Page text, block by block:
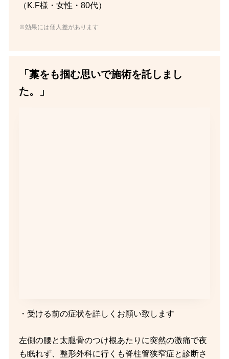
（K.F様・女性・80代）
※効果には個人差があります
「藁をも掴む思いで施術を託しまし
た。」
・受ける前の症状を詳しくお願い致します
左側の腰と太腿骨のつけ根あたりに突然の激痛で夜
も眠れず、整形外科に行くも脊柱管狭窄症と診断さ